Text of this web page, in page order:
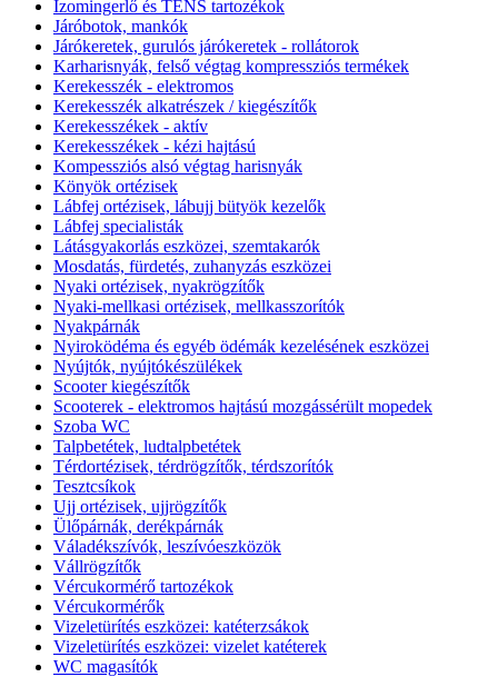
Izomingerlő és TENS tartozékok
Járóbotok, mankók
Járókeretek, gurulós járókeretek - rollátorok
Karharisnyák, felső végtag kompressziós termékek
Kerekesszék - elektromos
Kerekesszék alkatrészek / kiegészítők
Kerekesszékek - aktív
Kerekesszékek - kézi hajtású
Kompessziós alsó végtag harisnyák
Könyök ortézisek
Lábfej ortézisek, lábujj bütyök kezelők
Lábfej specialisták
Látásgyakorlás eszközei, szemtakarók
Mosdatás, fürdetés, zuhanyzás eszközei
Nyaki ortézisek, nyakrögzítők
Nyaki-mellkasi ortézisek, mellkasszorítók
Nyakpárnák
Nyiroködéma és egyéb ödémák kezelésének eszközei
Nyújtók, nyújtókészülékek
Scooter kiegészítők
Scooterek - elektromos hajtású mozgássérült mopedek
Szoba WC
Talpbetétek, ludtalpbetétek
Térdortézisek, térdrögzítők, térdszorítók
Tesztcsíkok
Ujj ortézisek, ujjrögzítők
Ülőpárnák, derékpárnák
Váladékszívók, leszívóeszközök
Vállrögzítők
Vércukormérő tartozékok
Vércukormérők
Vizeletürítés eszközei: katéterzsákok
Vizeletürítés eszközei: vizelet katéterek
WC magasítók